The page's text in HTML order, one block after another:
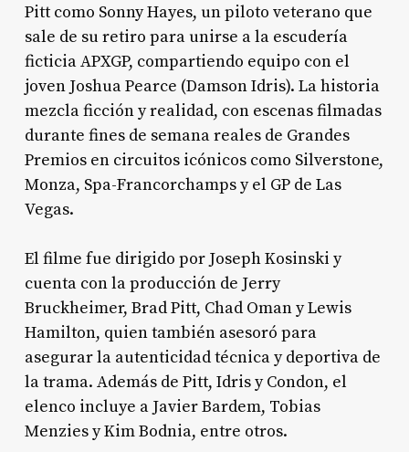
Pitt como Sonny Hayes, un piloto veterano que
sale de su retiro para unirse a la escudería
ficticia APXGP, compartiendo equipo con el
joven Joshua Pearce (Damson Idris). La historia
mezcla ficción y realidad, con escenas filmadas
durante fines de semana reales de Grandes
Premios en circuitos icónicos como Silverstone,
Monza, Spa-Francorchamps y el GP de Las
Vegas.
El filme fue dirigido por Joseph Kosinski y
cuenta con la producción de Jerry
Bruckheimer, Brad Pitt, Chad Oman y Lewis
Hamilton, quien también asesoró para
asegurar la autenticidad técnica y deportiva de
la trama. Además de Pitt, Idris y Condon, el
elenco incluye a Javier Bardem, Tobias
Menzies y Kim Bodnia, entre otros.